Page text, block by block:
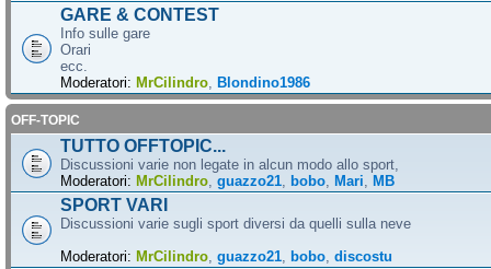
GARE & CONTEST
Info sulle gare
Orari
ecc.
Moderatori: MrCilindro Blondino1986
OFF-TOPIC
TUTTO OFFTOPIC...
Discussioni varie non legate in alcun modo allo sport,
Moderatori: MrCilindro guazzo21 bobo Mari MB
SPORT VARI
Discussioni varie sugli sport diversi da quelli sulla neve
Moderatori: MrCilindro guazzo21 bobo discostu